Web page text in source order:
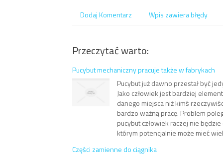
Dodaj Komentarz Wpis zawiera błędy
Przeczytać warto:
Pucybut mechaniczny pracuje także w fabrykach
Pucybut już dawno przestał być
Jako człowiek jest bardziej
danego miejsca niż kimś
bardzo ważną pracę. Problem
pucybut człowiek raczej nie
którym potencjalnie może mieć
Części zamienne do ciągnika